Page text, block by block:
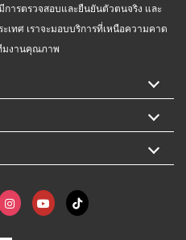
การตรวจสอบและยืนยันตัวตนจริง และ
ทศ เราจะมอบบริการที่เหนือความคาด
มงานคุณภาพ